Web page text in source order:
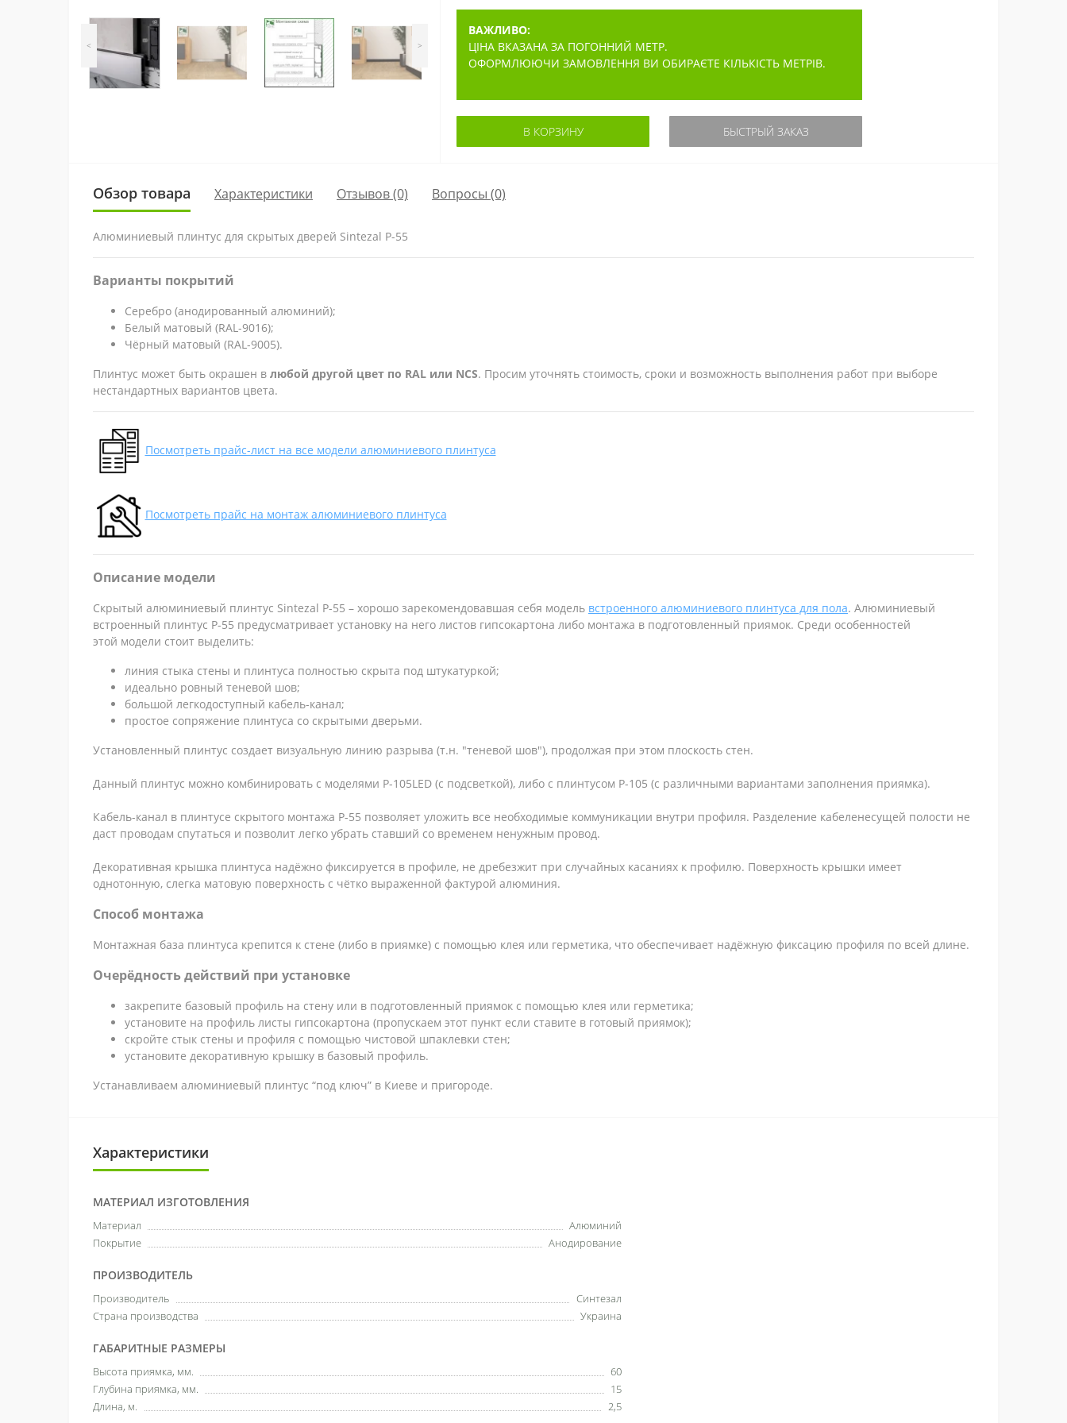
< >
ВАЖЛИВО:
ЦІНА ВКАЗАНА ЗА ПОГОННИЙ МЕТР.
ОФОРМЛЮЮЧИ ЗАМОВЛЕННЯ ВИ ОБИРАЄТЕ КІЛЬКІСТЬ МЕТРІВ.
В КОРЗИНУ БЫСТРЫЙ ЗАКАЗ
Обзор товара Характеристики Отзывов (0) Вопросы (0)
Алюминиевый плинтус для скрытых дверей Sintezal P-55
Варианты покрытий
Серебро (анодированный алюминий);
Белый матовый (RAL-9016);
Чёрный матовый (RAL-9005).
Плинтус может быть окрашен в любой другой цвет по RAL или NCS. Просим уточнять стоимость, сроки и возможность выполнения работ при выборе
нестандартных вариантов цвета.
Посмотреть прайс-лист на все модели алюминиевого плинтуса
Посмотреть прайс на монтаж алюминиевого плинтуса
Описание модели
Скрытый алюминиевый плинтус Sintezal P-55 – хорошо зарекомендовавшая себя модель встроенного алюминиевого плинтуса для пола. Алюминиевый
встроенный плинтус P-55 предусматривает установку на него листов гипсокартона либо монтажа в подготовленный приямок. Среди особенностей
этой модели стоит выделить:
линия стыка стены и плинтуса полностью скрыта под штукатуркой;
идеально ровный теневой шов;
большой легкодоступный кабель-канал;
простое сопряжение плинтуса со скрытыми дверьми.
Установленный плинтус создает визуальную линию разрыва (т.н. "теневой шов"), продолжая при этом плоскость стен.
Данный плинтус можно комбинировать с моделями P-105LED (с подсветкой), либо с плинтусом Р-105 (с различными вариантами заполнения приямка).
Кабель-канал в плинтусе скрытого монтажа Р-55 позволяет уложить все необходимые коммуникации внутри профиля. Разделение кабеленесущей полости не
даст проводам спутаться и позволит легко убрать ставший со временем ненужным провод.
Декоративная крышка плинтуса надёжно фиксируется в профиле, не дребезжит при случайных касаниях к профилю. Поверхность крышки имеет
однотонную, слегка матовую поверхность с чётко выраженной фактурой алюминия.
Способ монтажа
Монтажная база плинтуса крепится к стене (либо в приямке) с помощью клея или герметика, что обеспечивает надёжную фиксацию профиля по всей длине.
Очерёдность действий при установке
закрепите базовый профиль на стену или в подготовленный приямок с помощью клея или герметика;
установите на профиль листы гипсокартона (пропускаем этот пункт если ставите в готовый приямок);
скройте стык стены и профиля с помощью чистовой шпаклевки стен;
установите декоративную крышку в базовый профиль.
Устанавливаем алюминиевый плинтус “под ключ” в Киеве и пригороде.
Характеристики
МАТЕРИАЛ ИЗГОТОВЛЕНИЯ
Материал
Алюминий
Покрытие
Анодирование
ПРОИЗВОДИТЕЛЬ
Производитель
Синтезал
Страна производства
Украина
ГАБАРИТНЫЕ РАЗМЕРЫ
Высота приямка, мм.
60
Глубина приямка, мм.
15
Длина, м.
2,5